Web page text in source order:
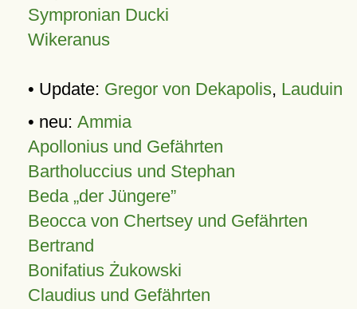
Sympronian Ducki
Wikeranus
• Update: Gregor von Dekapolis, Lauduin
• neu: Ammia
Apollonius und Gefährten
Bartholuccius und Stephan
Beda „der Jüngere”
Beocca von Chertsey und Gefährten
Bertrand
Bonifatius Żukowski
Claudius und Gefährten